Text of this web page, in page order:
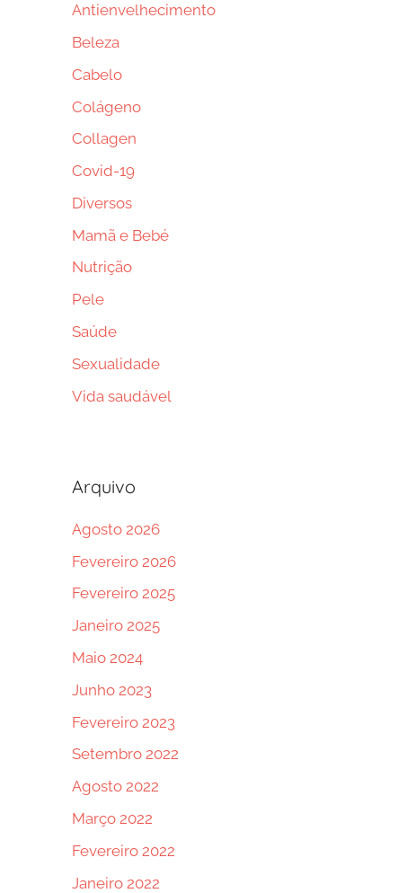
Antienvelhecimento
Beleza
Cabelo
Colágeno
Collagen
Covid-19
Diversos
Mamã e Bebé
Nutrição
Pele
Saúde
Sexualidade
Vida saudável
Arquivo
Agosto 2026
Fevereiro 2026
Fevereiro 2025
Janeiro 2025
Maio 2024
Junho 2023
Fevereiro 2023
Setembro 2022
Agosto 2022
Março 2022
Fevereiro 2022
Janeiro 2022